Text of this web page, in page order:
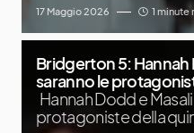
17 Maggio 2026 1 minute
Bridgerton 5: Hannah
saranno le
Hannah Dodd e
protagoniste della